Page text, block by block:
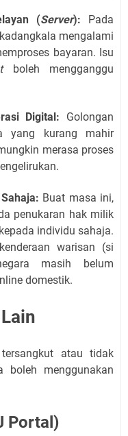
(Server): Pada
mengalami
bayaran. Isu
boleh mengganggu
Digital: Golongan
yang kurang mahir
merasa proses
Buat masa ini,
penukaran hak milik
individu sahaja.
warisan (si
masih belum
domestik.
atau tidak
boleh menggunakan
Portal)